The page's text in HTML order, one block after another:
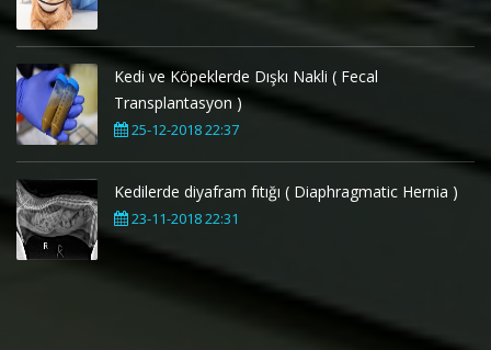
Kedi ve Köpeklerde Dışkı Nakli ( Fecal
Transplantasyon )
25-12-2018 22:37
Kedilerde diyafram fıtığı ( Diaphragmatic Hernia )
23-11-2018 22:31